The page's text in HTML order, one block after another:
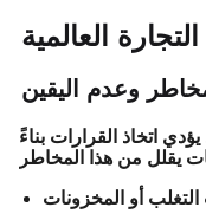
العالمية
وعدم اليقين
اتخاذ القرارات بناءً